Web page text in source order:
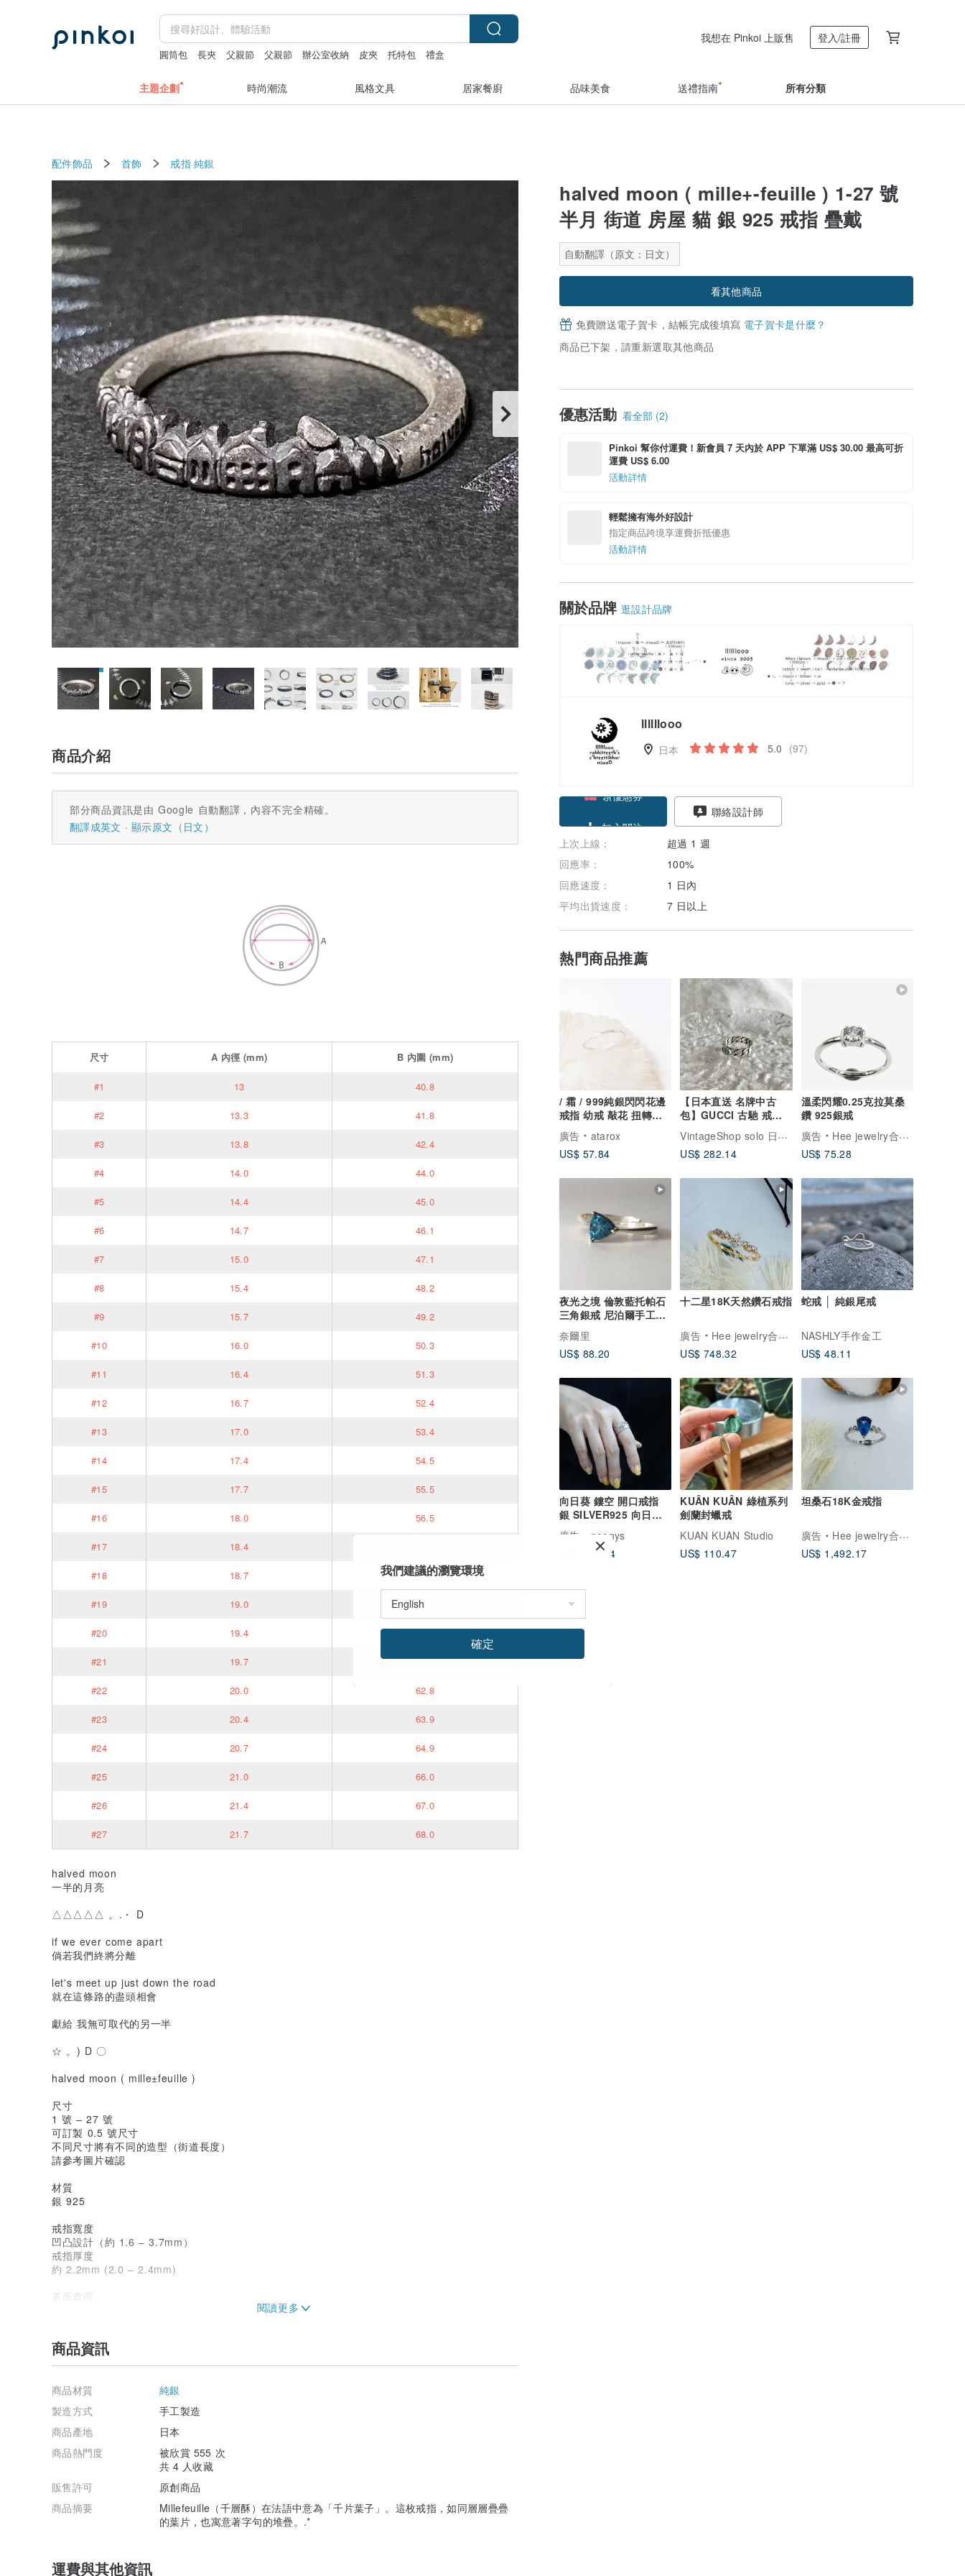
圓筒包 長夾 父親節 父親節 辦公室收納 皮夾 托特包 禮盒
我想在 Pinkoi 上販售 登入/註冊
主題企劃 時尚潮流 風格文具 居家餐廚 品味美食 送禮指南 所有分類
配件飾品 首飾 戒指 純銀
halved moon ( mille+-feuille ) 1-27 號
半月 街道 房屋 貓 銀 925 戒指 疊戴
自動翻譯（原文：日文）
看其他商品
免費贈送電子賀卡，結帳完成後填寫 電子賀卡是什麼？
商品已下架，請重新選取其他商品
優惠活動 看全部 (2)
Pinkoi 幫你付運費！新會員 7 天內於 APP 下單滿 US$ 30.00 最高可折
運費 US$ 6.00
活動詳情
輕鬆擁有海外好設計
指定商品跨境享運費折抵優惠
活動詳情
關於品牌 逛設計品牌
llllllooo
日本 5.0 (97)
加入關注
聯絡設計師
上次上線：
超過 1 週
回應率：
100%
回應速度：
1 日內
平均出貨速度：
7 日以上
熱門商品推薦
/ 霜 / 999純銀閃閃花邊
戒指 幼戒 敲花 扭轉戒
指
廣告
atarox
US$ 57.84
【日本直送 名牌中古
包】GUCCI 古馳 戒指
戒指 vintage 古董
ns8jjn
VintageShop solo 日本直送中古包專賣店
US$ 282.14
溫柔閃耀0.25克拉莫桑
鑽 925銀戒
廣告
Hee jewelry合一輕珠寶
US$ 75.28
夜光之境 倫敦藍托帕石
三角銀戒 尼泊爾手工
925純銀
奈爾里
US$ 88.20
十二星18K天然鑽石戒指
廣告
Hee jewelry合一輕珠寶
US$ 748.32
蛇戒 │ 純銀尾戒
NASHLY手作金工
US$ 48.11
向日葵 鏤空 開口戒指
銀 SILVER925 向日葵
花🌻 sunflower
廣告
poonys
US$ 102.74
KUÂN KUÂN 綠植系列
劍蘭封蠟戒
KUAN KUAN Studio
US$ 110.47
坦桑石18K金戒指
廣告
Hee jewelry合一輕珠寶
US$ 1,492.17
商品介紹
部分商品資訊是由 Google 自動翻譯，內容不完全精確。
翻譯成英文
顯示原文（日文）
尺寸 A 內徑 (mm) B 內圍 (mm)
#1 13 40.8
#2 13.3 41.8
#3 13.8 42.4
#4 14.0 44.0
#5 14.4 45.0
#6 14.7 46.1
#7 15.0 47.1
#8 15.4 48.2
#9 15.7 49.2
#10 16.0 50.3
#11 16.4 51.3
#12 16.7 52.4
#13 17.0 53.4
#14 17.4 54.5
#15 17.7 55.5
#16 18.0 56.5
#17 18.4
#18 18.7 58.6
#19 19.0 59.7
#20 19.4 60.7
#21 19.7 61.8
#22 20.0 62.8
#23 20.4 63.9
#24 20.7 64.9
#25 21.0 66.0
#26 21.4 67.0
#27 21.7 68.0
halved moon
一半的月亮
△△△△△ 。.・ D
if we ever come apart
倘若我們終將分離
let's meet up just down the road
就在這條路的盡頭相會
獻給 我無可取代的另一半
☆ 。) D 〇
halved moon ( mille±feuille )
尺寸
1 號 – 27 號
可訂製 0.5 號尺寸
不同尺寸將有不同的造型（街道長度）
請參考圖片確認
材質
銀 925
戒指寬度
凹凸設計（約 1.6 – 3.7mm）
戒指厚度
約 2.2mm (2.0 – 2.4mm)
表面處理
2. 霧面銀白
3. 燻茶色
5. 燻黑色
6. 霧面黑色
* 霧面與燻製處理的表面會因摩擦產生光澤
* 黑色、茶色、白色等表面顏色可能會因摩擦而脫落
* 黑色可能呈現深褐色或灰色
* 茶色每件的深淺濃淡略有差異
* 隨時間推移會產生自然變色
鐫刻
戒指內側可鐫刻至多 10 個字元
包裝
商品資訊
商品材質
純銀
製造方式
手工製造
商品產地
日本
商品熱門度
被欣賞 555 次
共 4 人收藏
販售許可
原創商品
商品摘要
Millefeuille（千層酥）在法語中意為「千片葉子」。這枚戒指，如同層層疊疊
的葉片，也寓意著字句的堆疊。.*
運費與其他資訊
我們建議的瀏覽環境
確定